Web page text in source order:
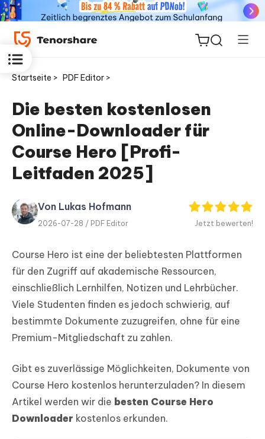
ReiBoot
PDNob
Editor
Startseite > PDF Editor >
Die besten kostenlosen
Online-Downloader für
Course Hero [Profi-
Leitfaden 2025]
Von Lukas Hofmann
2026-07-28 / PDF Editor Jetzt bewerten!
Course Hero ist eine der beliebtesten Plattformen
für den Zugriff auf akademische Ressourcen,
einschließlich Lernhilfen, Notizen und Lehrbücher.
Viele Studenten finden es jedoch schwierig, auf
bestimmte Dokumente zuzugreifen, ohne für eine
Premium-Mitgliedschaft zu zahlen.
Gibt es zuverlässige Möglichkeiten, Dokumente von
Course Hero kostenlos herunterzuladen? In diesem
Artikel werden wir die besten Course Hero
Downloader kostenlos erkunden.